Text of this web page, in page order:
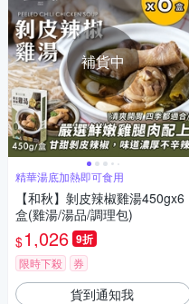
補貨中
精華湯底加熱即可食用
【和秋】剝皮辣椒雞湯450gx6
盒(雞湯/湯品/調理包)
$1,026 9折
限時下殺 券
貨到通知我